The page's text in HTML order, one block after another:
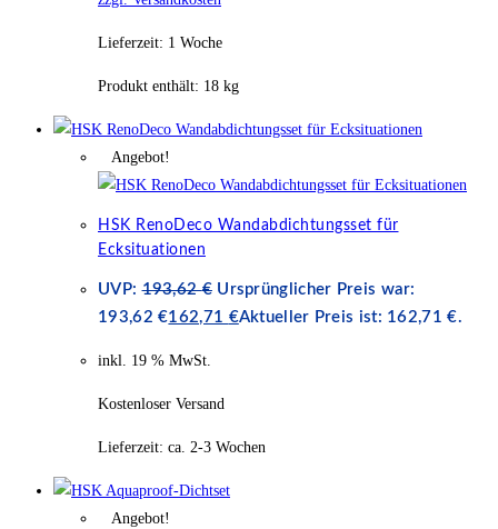
Lieferzeit: 1 Woche
Produkt enthält: 18 kg
Angebot!
HSK RenoDeco Wandabdichtungsset für
Ecksituationen
UVP: 193,62€ Ursprünglicher Preis war:
193,62 €162,71 €Aktueller Preis ist: 162,71 €.
inkl. 19 % MwSt.
Kostenloser Versand
Lieferzeit: ca. 2-3 Wochen
Angebot!